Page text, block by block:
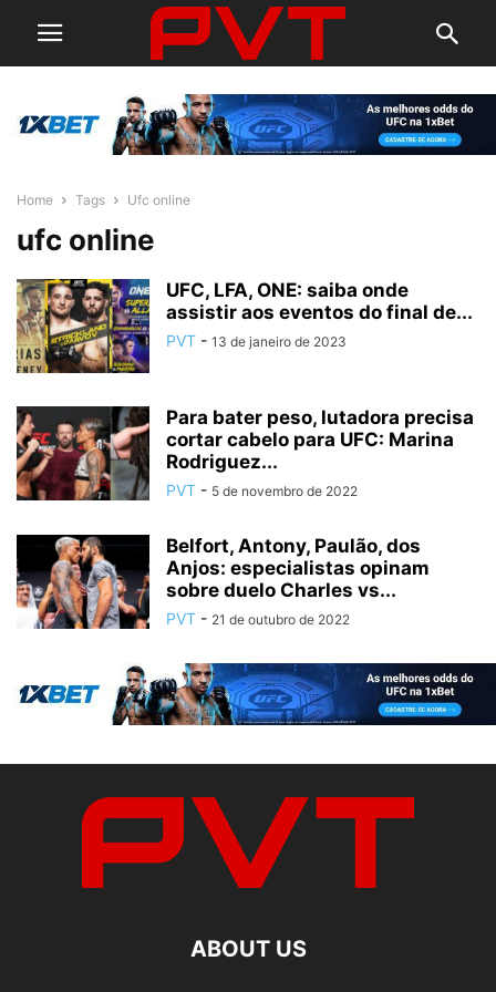
Home Tags Ufc online
ufc online
UFC, LFA, ONE: saiba onde
assistir aos eventos do final de...
PVT - 13 de janeiro de 2023
Para bater peso, lutadora precisa
cortar cabelo para UFC: Marina
Rodriguez...
PVT - 5 de novembro de 2022
Belfort, Antony, Paulão, dos
Anjos: especialistas opinam
sobre duelo Charles vs...
PVT - 21 de outubro de 2022
ABOUT US